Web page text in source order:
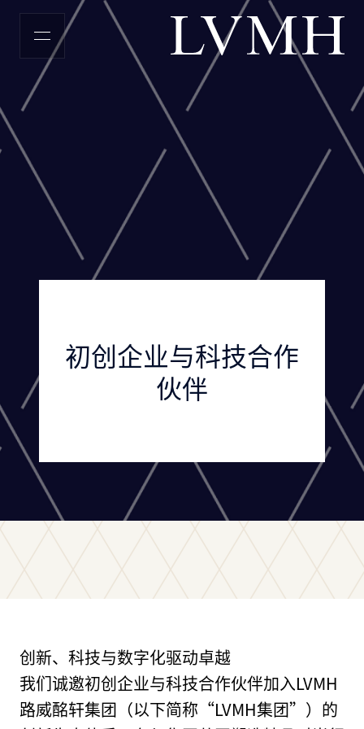
LVMH主页
初创企业与科技合作
伙伴
创新、科技与数字化驱动卓越
我们诚邀初创企业与科技合作伙伴加入LVMH
路威酩轩集团（以下简称“LVMH集团”）的